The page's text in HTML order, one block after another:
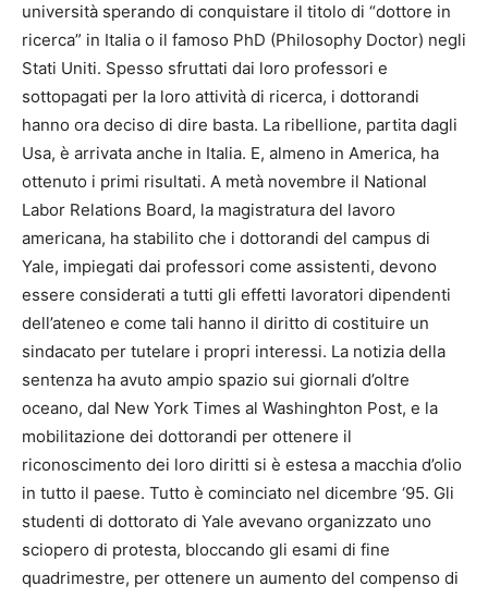
università sperando di conquistare il titolo di “dottore in
ricerca” in Italia o il famoso PhD (Philosophy Doctor) negli
Stati Uniti. Spesso sfruttati dai loro professori e
sottopagati per la loro attività di ricerca, i dottorandi
hanno ora deciso di dire basta. La ribellione, partita dagli
Usa, è arrivata anche in Italia. E, almeno in America, ha
ottenuto i primi risultati. A metà novembre il National
Labor Relations Board, la magistratura del lavoro
americana, ha stabilito che i dottorandi del campus di
Yale, impiegati dai professori come assistenti, devono
essere considerati a tutti gli effetti lavoratori dipendenti
dell’ateneo e come tali hanno il diritto di costituire un
sindacato per tutelare i propri interessi. La notizia della
sentenza ha avuto ampio spazio sui giornali d’oltre
oceano, dal New York Times al Washinghton Post, e la
mobilitazione dei dottorandi per ottenere il
riconoscimento dei loro diritti si è estesa a macchia d’olio
in tutto il paese. Tutto è cominciato nel dicembre ‘95. Gli
studenti di dottorato di Yale avevano organizzato uno
sciopero di protesta, bloccando gli esami di fine
quadrimestre, per ottenere un aumento del compenso di